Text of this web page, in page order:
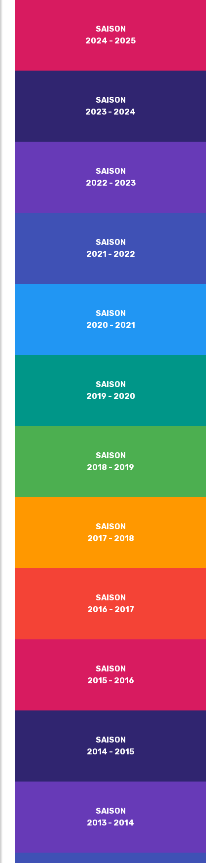
SAISON
2024 - 2025
SAISON
2023 - 2024
SAISON
2022 - 2023
SAISON
2021 - 2022
SAISON
2020 - 2021
SAISON
2019 - 2020
SAISON
2018 - 2019
SAISON
2017 - 2018
SAISON
2016 - 2017
SAISON
2015 - 2016
SAISON
2014 - 2015
SAISON
2013 - 2014